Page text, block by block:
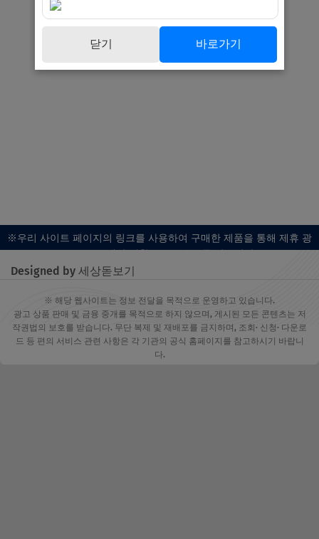
※우리 사이트 페이지의 링크를 사용하여 구매한 제품을 통해 제휴 광
고 프로그램의 일환으로 수수료를 받습니다.
Designed by 세상돋보기
※ 해당 웹사이트는 정보 전달을 목적으로 운영하고 있습니다.
광고 상품 판매 및 금융 중개를 목적으로 하지 않으며, 게시된 모든 콘텐츠는 저
작권법의 보호를 받습니다. 무단 복제 및 재배포를 금지하며, 조회· 신청· 다운로
드 등 편의 서비스 관련 사항은 각 기관의 공식 홈페이지를 참고하시기 바랍니
다.
닫기 바로가기